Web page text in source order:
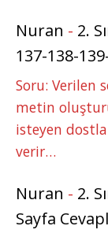
Nuran - 2.
137-138-
Soru: Verilen
metin
isteyen
verir…
Nuran - 2.
Sayfa